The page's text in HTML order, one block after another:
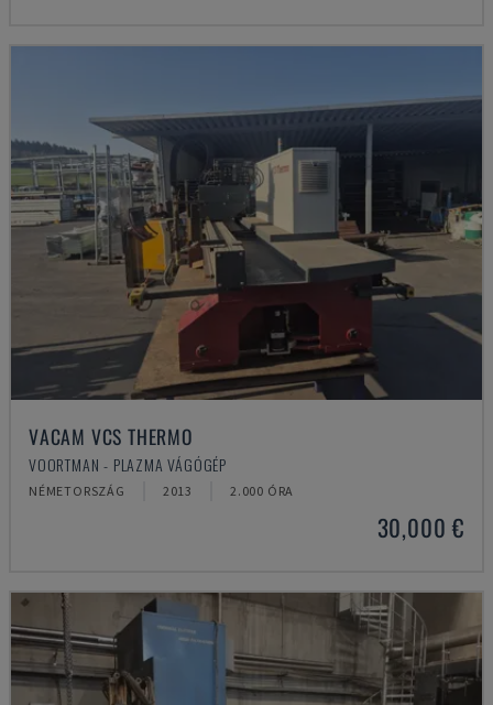
VACAM VCS THERMO
VOORTMAN - PLAZMA VÁGÓGÉP
NÉMETORSZÁG 2013 2.000 ÓRA
30,000 €